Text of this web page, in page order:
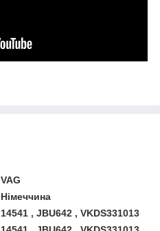
VAG
Німеччина
14541 , JBU642 , VKDS331013